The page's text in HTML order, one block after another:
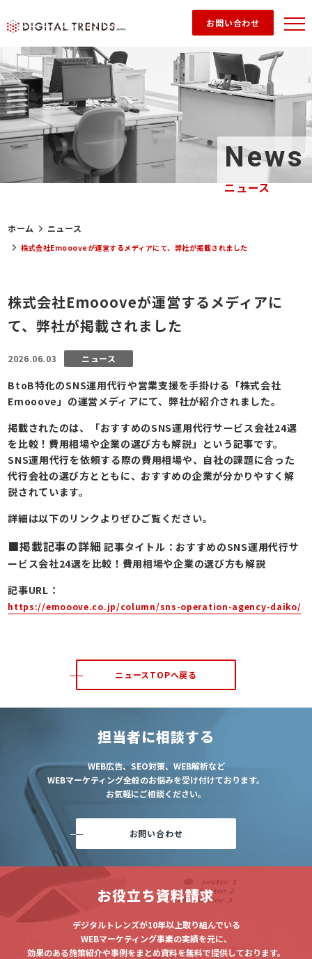
お問い合わせ
News
ニュース
ホーム ニュース
株式会社Emoooveが運営するメディアにて、弊社が掲載されました
株式会社Emoooveが運営するメディアに
て、弊社が掲載されました
2026.06.03 ニュース
BtoB特化のSNS運用代行や営業支援を手掛ける「株式会社
Emooove」の運営メディアにて、弊社が紹介されました。
掲載されたのは、「おすすめのSNS運用代行サービス会社24選
を比較！費用相場や企業の選び方も解説」という記事です。
SNS運用代行を依頼する際の費用相場や、自社の課題に合った
代行会社の選び方とともに、おすすめの企業が分かりやすく解
説されています。
詳細は以下のリンクよりぜひご覧ください。
■掲載記事の詳細 記事タイトル：おすすめのSNS運用代行サ
ービス会社24選を比較！費用相場や企業の選び方も解説
記事URL：
https://emooove.co.jp/column/sns-operation-agency-daiko/
ニュースTOPへ戻る
担当者に相談する
WEB広告、SEO対策、WEB解析など
WEBマーケティング全般のお悩みを受け付けております。
お気軽にご相談ください。
お問い合わせ
お役立ち資料請求
デジタルトレンズが10年以上取り組んでいる
WEBマーケティング事業の実績を元に、
効果のある施策紹介や事例をまとめ資料を無料で提供しております。